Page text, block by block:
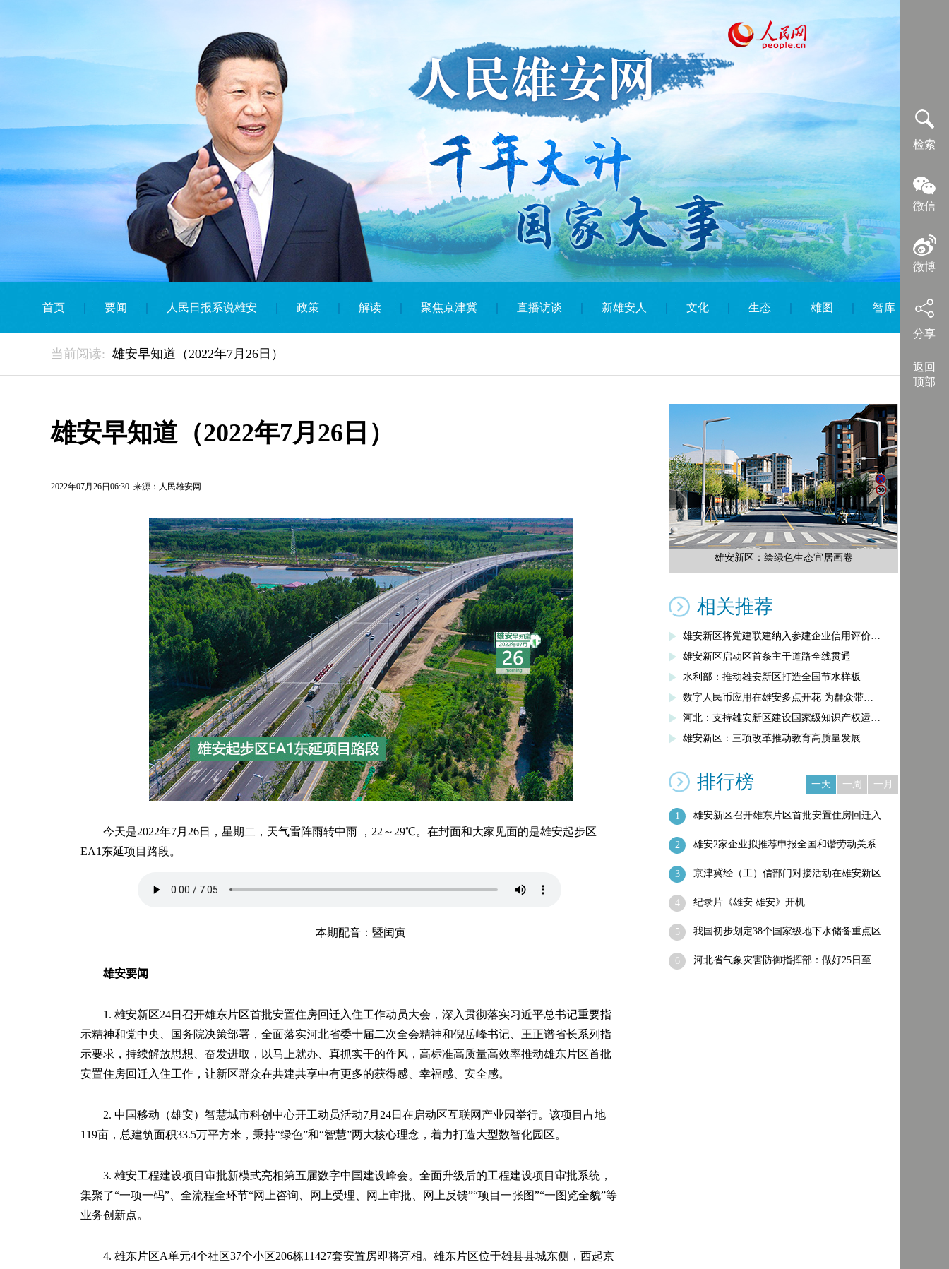
首页 要闻 人民日报系说雄安 政策 解读 聚焦京津冀 直播访谈 新雄安人 文化 生态 雄图 智库 ｜
当前阅读: 雄安早知道（2022年7月26日）
雄安早知道（2022年7月26日）
2022年07月26日06:30 来源： 人民雄安网
今天是2022年7月26日，星期二，天气雷阵雨转中雨 ，22～29℃。在封面和大家见面的是雄安起步区
EA1东延项目路段。
本期配音：暨闰寅
雄安要闻
1. 雄安新区24日召开雄东片区首批安置住房回迁入住工作动员大会，深入贯彻落实习近平总书记重要指
示精神和党中央、国务院决策部署，全面落实河北省委十届二次全会精神和倪岳峰书记、王正谱省长系列指
示要求，持续解放思想、奋发进取，以马上就办、真抓实干的作风，高标准高质量高效率推动雄东片区首批
安置住房回迁入住工作，让新区群众在共建共享中有更多的获得感、幸福感、安全感。
2. 中国移动（雄安）智慧城市科创中心开工动员活动7月24日在启动区互联网产业园举行。该项目占地
119亩，总建筑面积33.5万平方米，秉持“绿色”和“智慧”两大核心理念，着力打造大型数智化园区。
3. 雄安工程建设项目审批新模式亮相第五届数字中国建设峰会。全面升级后的工程建设项目审批系统，
集聚了“一项一码”、全流程全环节“网上咨询、网上受理、网上审批、网上反馈”“项目一张图”“一图览全貌”等
业务创新点。
4. 雄东片区A单元4个社区37个小区206栋11427套安置房即将亮相。雄东片区位于雄县县城东侧，西起京
雄安新区：绘绿色生态宜居画卷
相关推荐
雄安新区将党建联建纳入参建企业信用评价…
雄安新区启动区首条主干道路全线贯通
水利部：推动雄安新区打造全国节水样板
数字人民币应用在雄安多点开花 为群众带…
河北：支持雄安新区建设国家级知识产权运…
雄安新区：三项改革推动教育高质量发展
排行榜 一天 一周 一月
1 雄安新区召开雄东片区首批安置住房回迁入…
2 雄安2家企业拟推荐申报全国和谐劳动关系…
3 京津冀经（工）信部门对接活动在雄安新区…
4 纪录片《雄安 雄安》开机
5 我国初步划定38个国家级地下水储备重点区
6 河北省气象灾害防御指挥部：做好25日至…
检索
微信
微博
分享
返回
顶部